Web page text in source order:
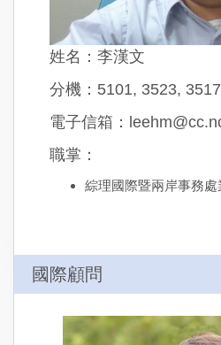
姓名：李漢文
分機：5101, 3523, 3517
電子信箱：
職掌：
綜理國際暨兩岸事務處
國際顧問